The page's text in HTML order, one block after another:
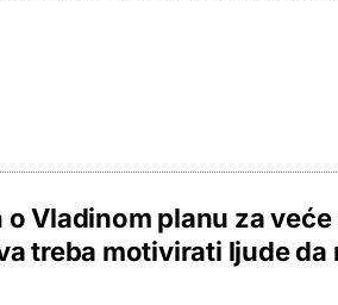
o Vladinom planu za
treba motivirati ljude da